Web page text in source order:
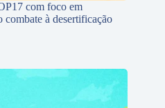
com foco em
combate à desertificação